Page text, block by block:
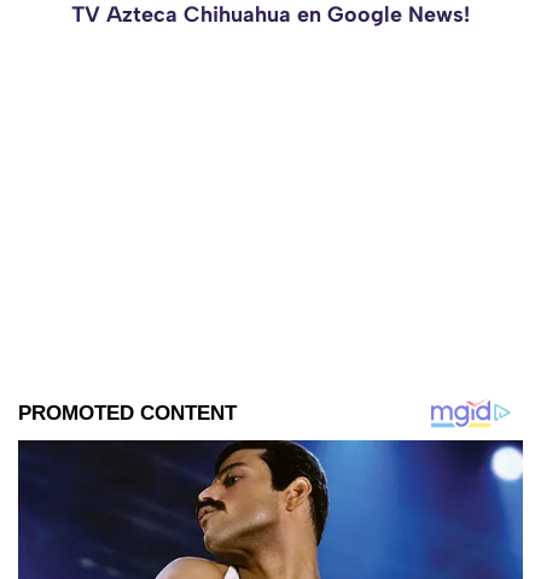
TV Azteca Chihuahua en Google News!